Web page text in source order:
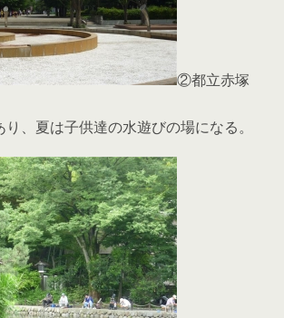
②都立赤塚
、夏は子供達の水遊びの場になる。